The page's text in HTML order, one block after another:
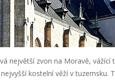
největší zvon na Moravě, vážící
kostelní věží v tuzemsku.